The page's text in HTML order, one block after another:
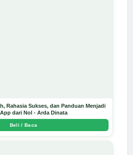
Rahasia Sukses, dan Panduan Menjadi
dari Nol - Arda Dinata
Beli / Baca